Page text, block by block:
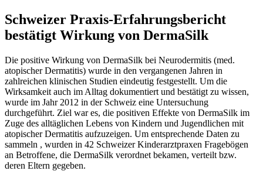
Schweizer Praxis-Erfahrungsbericht
bestätigt Wirkung von DermaSilk
Die positive Wirkung von DermaSilk bei Neurodermitis (med.
atopischer Dermatitis) wurde in den vergangenen Jahren in
zahlreichen klinischen Studien eindeutig festgestellt. Um die
Wirksamkeit auch im Alltag dokumentiert und bestätigt zu wissen,
wurde im Jahr 2012 in der Schweiz eine Untersuchung
durchgeführt. Ziel war es, die positiven Effekte von DermaSilk im
Zuge des alltäglichen Lebens von Kindern und Jugendlichen mit
atopischer Dermatitis aufzuzeigen. Um entsprechende Daten zu
sammeln , wurden in 42 Schweizer Kinderarztpraxen Fragebögen
an Betroffene, die DermaSilk verordnet bekamen, verteilt bzw.
deren Eltern gegeben.